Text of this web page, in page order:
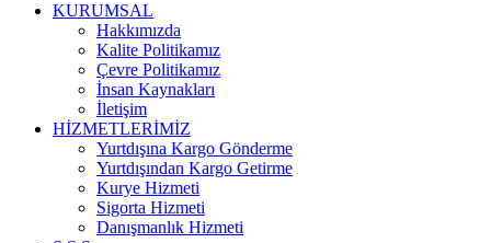
KURUMSAL
Hakkımızda
Kalite Politikamız
Çevre Politikamız
İnsan Kaynakları
İletişim
HİZMETLERİMİZ
Yurtdışına Kargo Gönderme
Yurtdışından Kargo Getirme
Kurye Hizmeti
Sigorta Hizmeti
Danışmanlık Hizmeti